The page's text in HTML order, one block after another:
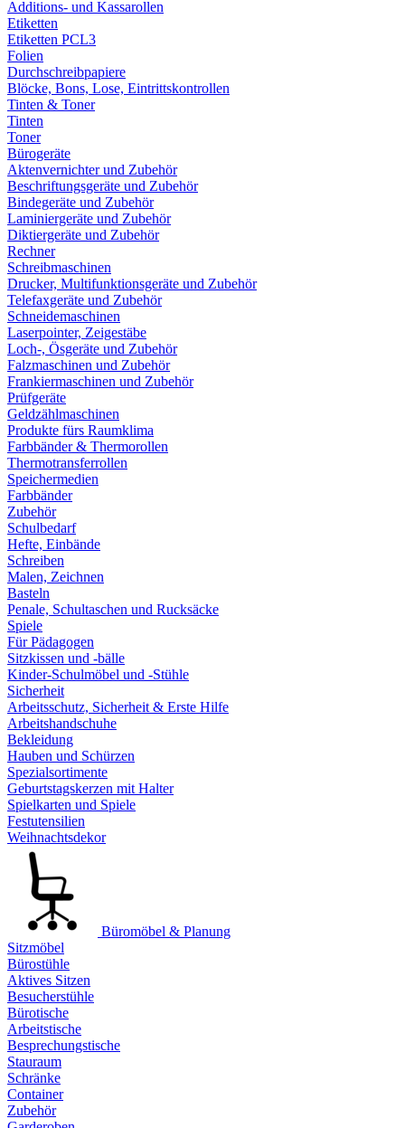
Additions- und Kassarollen
Etiketten
Etiketten PCL3
Folien
Durchschreibpapiere
Blöcke, Bons, Lose, Eintrittskontrollen
Tinten & Toner
Tinten
Toner
Bürogeräte
Aktenvernichter und Zubehör
Beschriftungsgeräte und Zubehör
Bindegeräte und Zubehör
Laminiergeräte und Zubehör
Diktiergeräte und Zubehör
Rechner
Schreibmaschinen
Drucker, Multifunktionsgeräte und Zubehör
Telefaxgeräte und Zubehör
Schneidemaschinen
Laserpointer, Zeigestäbe
Loch-, Ösgeräte und Zubehör
Falzmaschinen und Zubehör
Frankiermaschinen und Zubehör
Prüfgeräte
Geldzählmaschinen
Produkte fürs Raumklima
Farbbänder & Thermorollen
Thermotransferrollen
Speichermedien
Farbbänder
Zubehör
Schulbedarf
Hefte, Einbände
Schreiben
Malen, Zeichnen
Basteln
Penale, Schultaschen und Rucksäcke
Spiele
Für Pädagogen
Sitzkissen und -bälle
Kinder-Schulmöbel und -Stühle
Sicherheit
Arbeitsschutz, Sicherheit & Erste Hilfe
Arbeitshandschuhe
Bekleidung
Hauben und Schürzen
Spezialsortimente
Geburtstagskerzen mit Halter
Spielkarten und Spiele
Festutensilien
Weihnachtsdekor
Büromöbel & Planung
Sitzmöbel
Bürostühle
Aktives Sitzen
Besucherstühle
Bürotische
Arbeitstische
Besprechungstische
Stauraum
Schränke
Container
Zubehör